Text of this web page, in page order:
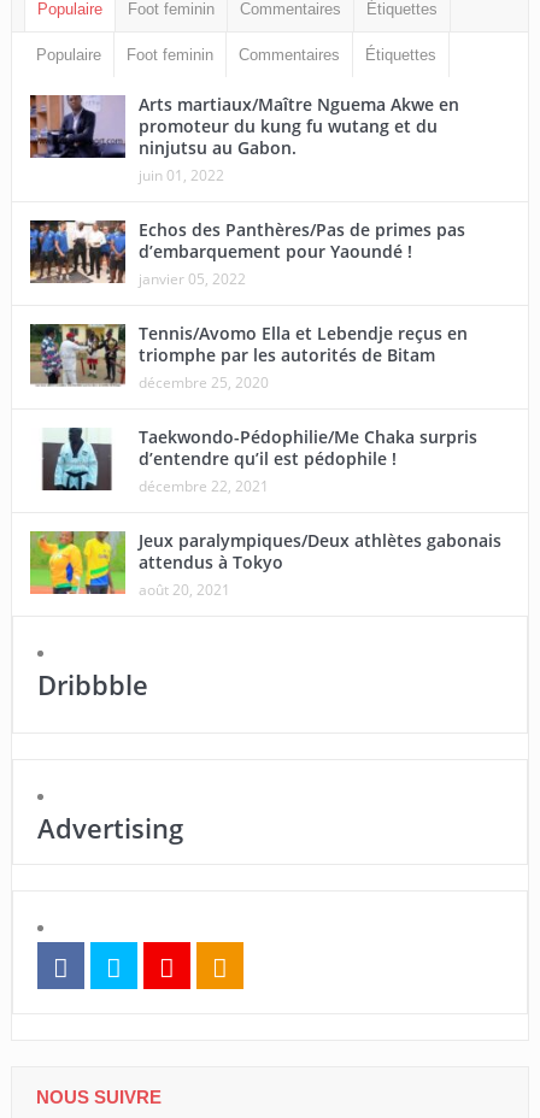
Populaire Foot feminin Commentaires Étiquettes
Populaire Foot feminin Commentaires Étiquettes
Arts martiaux/Maître Nguema Akwe en
promoteur du kung fu wutang et du
ninjutsu au Gabon.
juin 01, 2022
Echos des Panthères/Pas de primes pas
d’embarquement pour Yaoundé !
janvier 05, 2022
Tennis/Avomo Ella et Lebendje reçus en
triomphe par les autorités de Bitam
décembre 25, 2020
Taekwondo-Pédophilie/Me Chaka surpris
d’entendre qu’il est pédophile !
décembre 22, 2021
Jeux paralympiques/Deux athlètes gabonais
attendus à Tokyo
août 20, 2021
Dribbble
Advertising
NOUS SUIVRE